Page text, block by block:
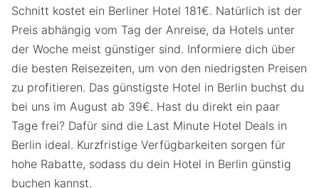
Schnitt kostet ein Berliner Hotel 181€. Natürlich ist der
Preis abhängig vom Tag der Anreise, da Hotels unter
der Woche meist günstiger sind. Informiere dich über
die besten Reisezeiten, um von den niedrigsten Preisen
zu profitieren. Das günstigste Hotel in Berlin buchst du
bei uns im August ab 39€. Hast du direkt ein paar
Tage frei? Dafür sind die Last Minute Hotel Deals in
Berlin ideal. Kurzfristige Verfügbarkeiten sorgen für
hohe Rabatte, sodass du dein Hotel in Berlin günstig
buchen kannst.